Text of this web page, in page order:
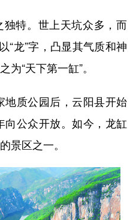
特。世上天坑众多，而
“龙”字，凸显其气质和神
“天下第一缸”。
质公园后，云阳县开始
公众开放。如今，龙缸
景区之一。